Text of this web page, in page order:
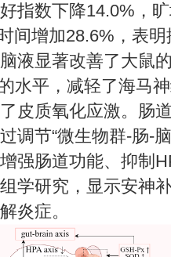
指数下降14.0%，
间增加28.6%，表
液显著改善了大鼠
水平，减轻了海马
皮质氧化应激。肠
调节“微生物群-肠-
强肠道功能、抑制
学研究，显示安神
炎症。